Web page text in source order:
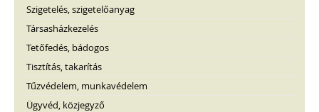
Szigetelés, szigetelőanyag
Társasházkezelés
Tetőfedés, bádogos
Tisztítás, takarítás
Tűzvédelem, munkavédelem
Ügyvéd, közjegyző